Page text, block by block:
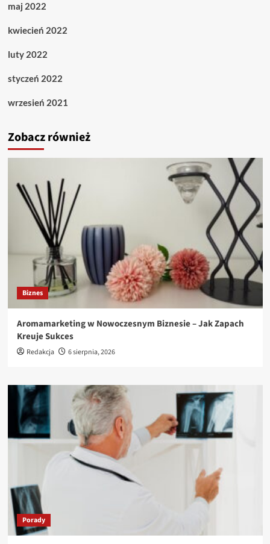
maj 2022
kwiecień 2022
luty 2022
styczeń 2022
wrzesień 2021
Zobacz również
Biznes
Aromamarketing w Nowoczesnym Biznesie – Jak Zapach
Kreuje Sukces
Redakcja 6 sierpnia, 2026
Porady